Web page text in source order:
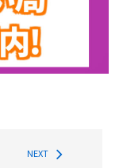
NEXT